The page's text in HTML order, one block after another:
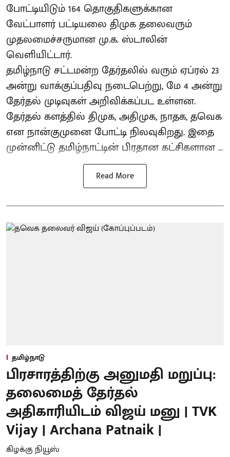
போட்டியிடும் 164 தொகுதிகளுக்கான
வேட்பாளர் பட்டியலை திமுக தலைவரும்
முதலமைச்சருமான மு.க. ஸ்டாலின்
வெளியிட்டார்.
தமிழ்நாடு சட்டமன்ற தேர்தலில் வரும் ஏப்ரல் 23
அன்று வாக்குப்பதிவு நடைபெற்று, மே 4 அன்று
தேர்தல் முடிவுகள் அறிவிக்கப்பட உள்ளன.
தேர்தல் களத்தில் திமுக, அதிமுக, நாதக, தவெக
என நான்குமுனை போட்டி நிலவுகிறது. இதை
முன்னிட்டு தமிழ்நாட்டின் பிரதான கட்சிகளான ...
Read More
தமிழ்நாடு
பிரசாரத்திற்கு அனுமதி மறுப்பு:
தலைமைத் தேர்தல்
அதிகாரியிடம் விஜய் மனு | TVK
Vijay | Archana Patnaik |
கிழக்கு நியூஸ்